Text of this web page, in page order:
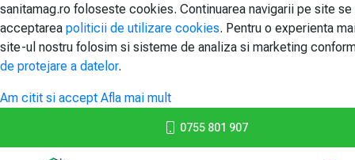
sanitamag.ro foloseste cookies. Continuarea navigarii pe site
acceptarea politicii de utilizare cookies. Pentru o experienta
site-ul nostru folosim si sisteme de analiza si marketing
de protejare a datelor.
Am citit si accept Afla mai mult
0755 801 907